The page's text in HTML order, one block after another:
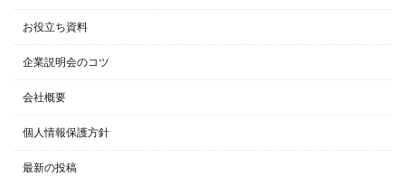
お役立ち資料
企業説明会のコツ
会社概要
個人情報保護方針
最新の投稿